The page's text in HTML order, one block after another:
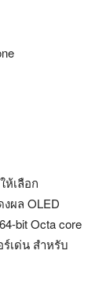
ห้เลือก
ผล OLED
bit Octa core
เด่น สำหรับ